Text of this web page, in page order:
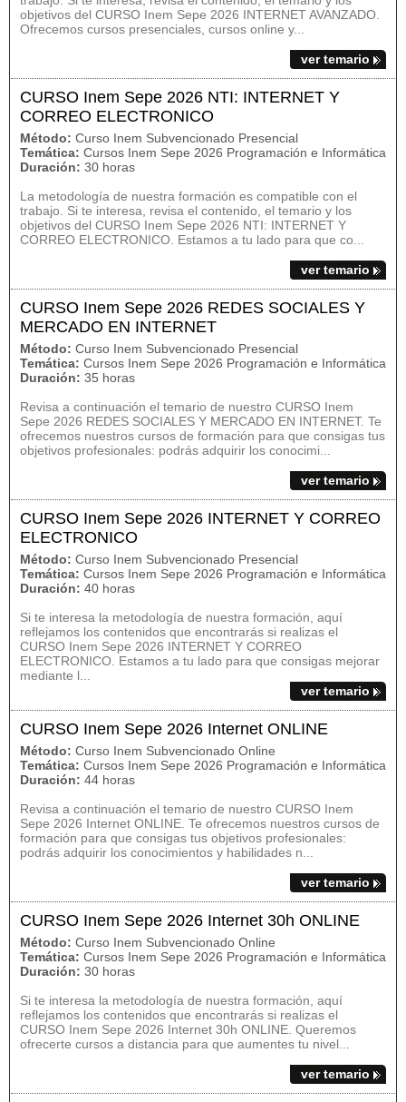
objetivos del CURSO Inem Sepe 2026 INTERNET AVANZADO.
Ofrecemos cursos presenciales, cursos online y...
ver temario
CURSO Inem Sepe 2026 NTI: INTERNET Y
CORREO ELECTRONICO
Método: Curso Inem Subvencionado Presencial
Temática: Cursos Inem Sepe 2026 Programación e Informática
Duración: 30 horas
La metodología de nuestra formación es compatible con el
trabajo. Si te interesa, revisa el contenido, el temario y los
objetivos del CURSO Inem Sepe 2026 NTI: INTERNET Y
CORREO ELECTRONICO. Estamos a tu lado para que co...
ver temario
CURSO Inem Sepe 2026 REDES SOCIALES Y
MERCADO EN INTERNET
Método: Curso Inem Subvencionado Presencial
Temática: Cursos Inem Sepe 2026 Programación e Informática
Duración: 35 horas
Revisa a continuación el temario de nuestro CURSO Inem
Sepe 2026 REDES SOCIALES Y MERCADO EN INTERNET. Te
ofrecemos nuestros cursos de formación para que consigas tus
objetivos profesionales: podrás adquirir los conocimi...
ver temario
CURSO Inem Sepe 2026 INTERNET Y CORREO
ELECTRONICO
Método: Curso Inem Subvencionado Presencial
Temática: Cursos Inem Sepe 2026 Programación e Informática
Duración: 40 horas
Si te interesa la metodología de nuestra formación, aquí
reflejamos los contenidos que encontrarás si realizas el
CURSO Inem Sepe 2026 INTERNET Y CORREO
ELECTRONICO. Estamos a tu lado para que consigas mejorar
mediante l...
ver temario
CURSO Inem Sepe 2026 Internet ONLINE
Método: Curso Inem Subvencionado Online
Temática: Cursos Inem Sepe 2026 Programación e Informática
Duración: 44 horas
Revisa a continuación el temario de nuestro CURSO Inem
Sepe 2026 Internet ONLINE. Te ofrecemos nuestros cursos de
formación para que consigas tus objetivos profesionales:
podrás adquirir los conocimientos y habilidades n...
ver temario
CURSO Inem Sepe 2026 Internet 30h ONLINE
Método: Curso Inem Subvencionado Online
Temática: Cursos Inem Sepe 2026 Programación e Informática
Duración: 30 horas
Si te interesa la metodología de nuestra formación, aquí
reflejamos los contenidos que encontrarás si realizas el
CURSO Inem Sepe 2026 Internet 30h ONLINE. Queremos
ofrecerte cursos a distancia para que aumentes tu nivel...
ver temario